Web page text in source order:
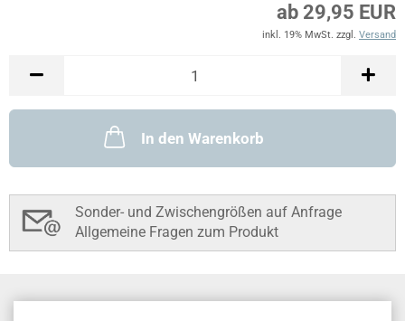
ab 29,95 EUR
inkl. 19% MwSt. zzgl. Versand
In den Warenkorb
Sonder- und Zwischengrößen auf Anfrage
Allgemeine Fragen zum Produkt